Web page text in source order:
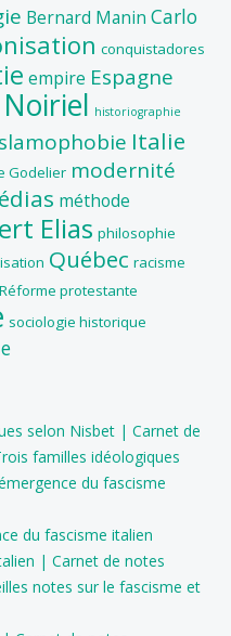
Bernard Manin Carlo
conquistadores
empire Espagne
historiographie
Italie
Godelier modernité
méthode
Elias philosophie
Québec racisme
Réforme protestante
sociologie historique
selon Nisbet | Carnet de
familles idéologiques
du fascisme
du fascisme italien
| Carnet de notes
notes sur le fascisme et